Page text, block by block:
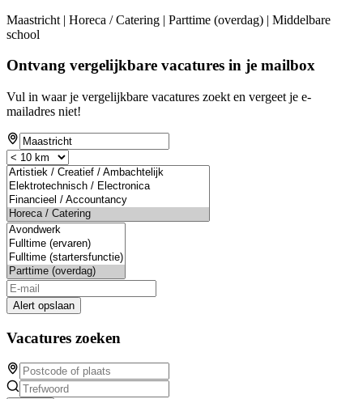
Maastricht | Horeca / Catering | Parttime (overdag) | Middelbare
school
Ontvang vergelijkbare vacatures in je mailbox
Vul in waar je vergelijkbare vacatures zoekt en vergeet je e-
mailadres niet!
Alert opslaan
Vacatures zoeken